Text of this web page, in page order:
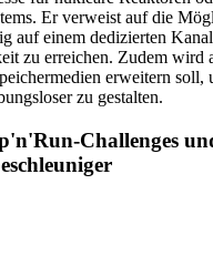
Er verweist auf die
auf einem dedizierten
zu erreichen. Zudem wird
erweitern soll,
zu gestalten.
Challenges